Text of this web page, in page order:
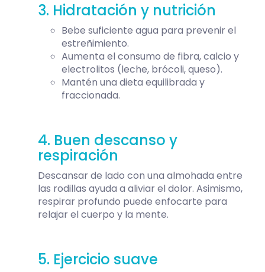
3. Hidratación y nutrición
Bebe suficiente agua para prevenir el
estreñimiento.
Aumenta el consumo de fibra, calcio y
electrolitos (leche, brócoli, queso).
Mantén una dieta equilibrada y
fraccionada.
4. Buen descanso y
respiración
Descansar de lado con una almohada entre
las rodillas ayuda a aliviar el dolor. Asimismo,
respirar profundo puede enfocarte para
relajar el cuerpo y la mente.
5. Ejercicio suave